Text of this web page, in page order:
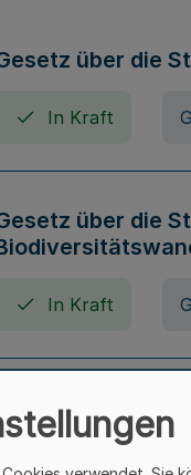
über die
In Kraft
über die
In Kraft
Gesetz über die